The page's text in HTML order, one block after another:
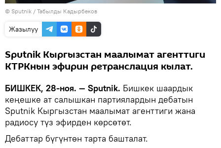
© Sputnik / Табылды Кадырбеков
Жазылуу
Sputnik Кыргызстан маалымат агенттиги
КТРКнын эфирин ретранслация кылат.
БИШКЕК, 28-ноя. — Sputnik. Бишкек шаардык
кеңешке ат салышкан партиялардын дебатын
Sputnik Кыргызстан маалымат агенттиги жана
радиосу түз эфирден көрсөтөт.
Дебаттар бүгүнтөн тарта башталат.